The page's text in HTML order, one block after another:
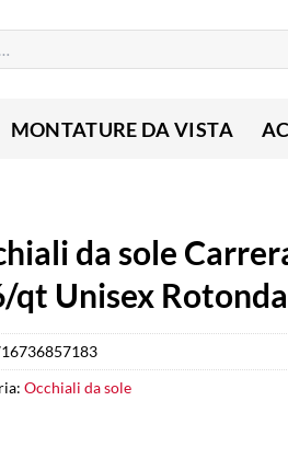
MONTATURE DA VISTA
da sole
qt Unisex
Occhiali da sole